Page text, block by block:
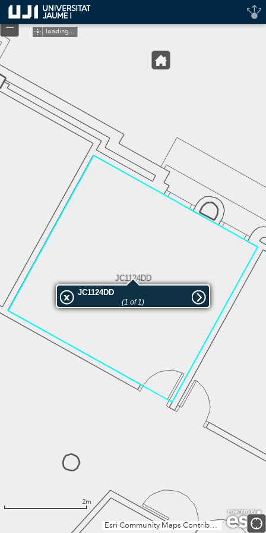
JC1124DD
Esri Community Maps Contributors, Institut Cartogràfic Valencià, Dirección General de Catastro, Instituto Geográfico Nacional, Esri, TomTom, Garmin, GeoTechnologies, Inc, METI/NASA, USGS
JC1124DD
(1 of 1)
2m
loading...
+
–